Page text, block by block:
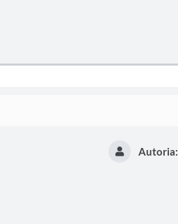
Autoria: